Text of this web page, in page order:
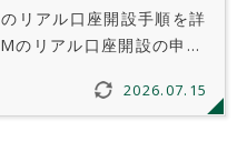
リアル口座開設手順を詳
のリアル口座開設の申込
開設が初めての方も安心
2026.07.15